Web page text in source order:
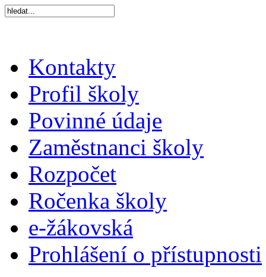
Kontakty
Profil školy
Povinné údaje
Zaměstnanci školy
Rozpočet
Ročenka školy
e-žákovská
Prohlášení o přístupnosti